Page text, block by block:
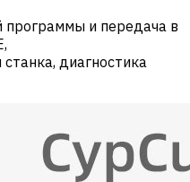
программы и передача в
диагностика